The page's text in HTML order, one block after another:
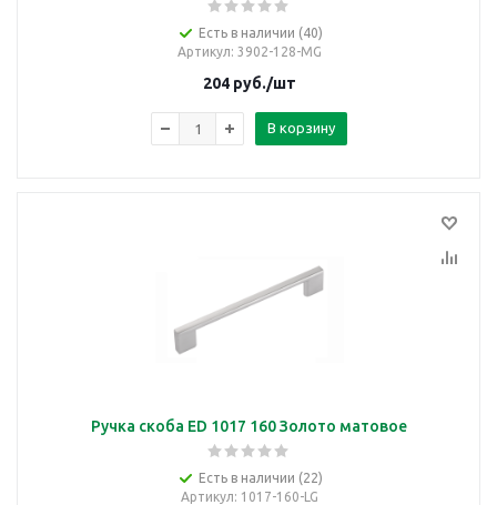
Есть в наличии (40)
Артикул: 3902-128-MG
204руб./шт
В корзину
Ручка скоба ED 1017 160 Золото матовое
Есть в наличии (22)
Артикул: 1017-160-LG